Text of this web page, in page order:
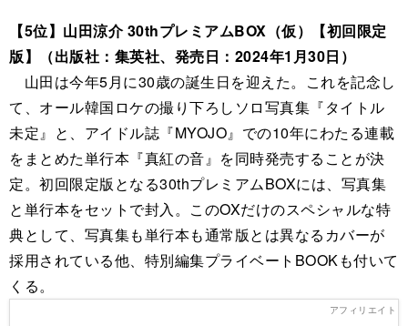
【5位】山田涼介 30thプレミアムBOX（仮）【初回限定
版】（出版社：集英社、発売日：2024年1月30日）
山田は今年5月に30歳の誕生日を迎えた。これを記念し
て、オール韓国ロケの撮り下ろしソロ写真集『タイトル
未定』と、アイドル誌『MYOJO』での10年にわたる連載
をまとめた単行本『真紅の音』を同時発売することが決
定。初回限定版となる30thプレミアムBOXには、写真集
と単行本をセットで封入。このOXだけのスペシャルな特
典として、写真集も単行本も通常版とは異なるカバーが
採用されている他、特別編集プライベートBOOKも付いて
くる。